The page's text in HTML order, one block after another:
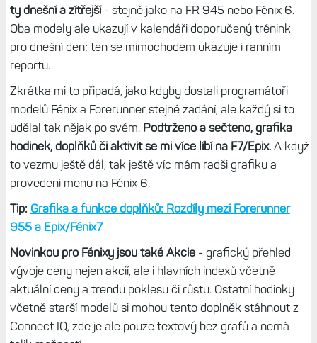
ty dnešní a zítřejší- stejně jako na FR 945 nebo Fénix 6.
Oba modely ale ukazují v kalendáři doporučený trénink
pro dnešní den; ten se mimochodem ukazuje i ranním
reportu.
Zkrátka mi to připadá, jako kdyby dostali programátoři
modelů Fénix a Forerunner stejné zadání, ale každý si to
udělal tak nějak po svém. Podtrženo a sečteno, grafika
hodinek, doplňků či aktivit se mi více líbí na F7/Epix.A když
to vezmu ještě dál, tak ještě víc mám radši grafiku a
provedení menu na Fénix 6.
Tip: Grafika a funkce doplňků: Rozdíly mezi Forerunner
955 a Epix/Fénix7
Novinkou pro Fénixy jsou také Akcie- grafický přehled
vývoje ceny nejen akcií, ale i hlavních indexů včetně
aktuální ceny a trendu poklesu či růstu. Ostatní hodinky
včetně starší modelů si mohou tento doplněk stáhnout z
Connect IQ, zde je ale pouze textový bez grafů a nemá